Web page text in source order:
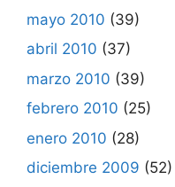
mayo 2010 (39)
abril 2010 (37)
marzo 2010 (39)
febrero 2010 (25)
enero 2010 (28)
diciembre 2009 (52)